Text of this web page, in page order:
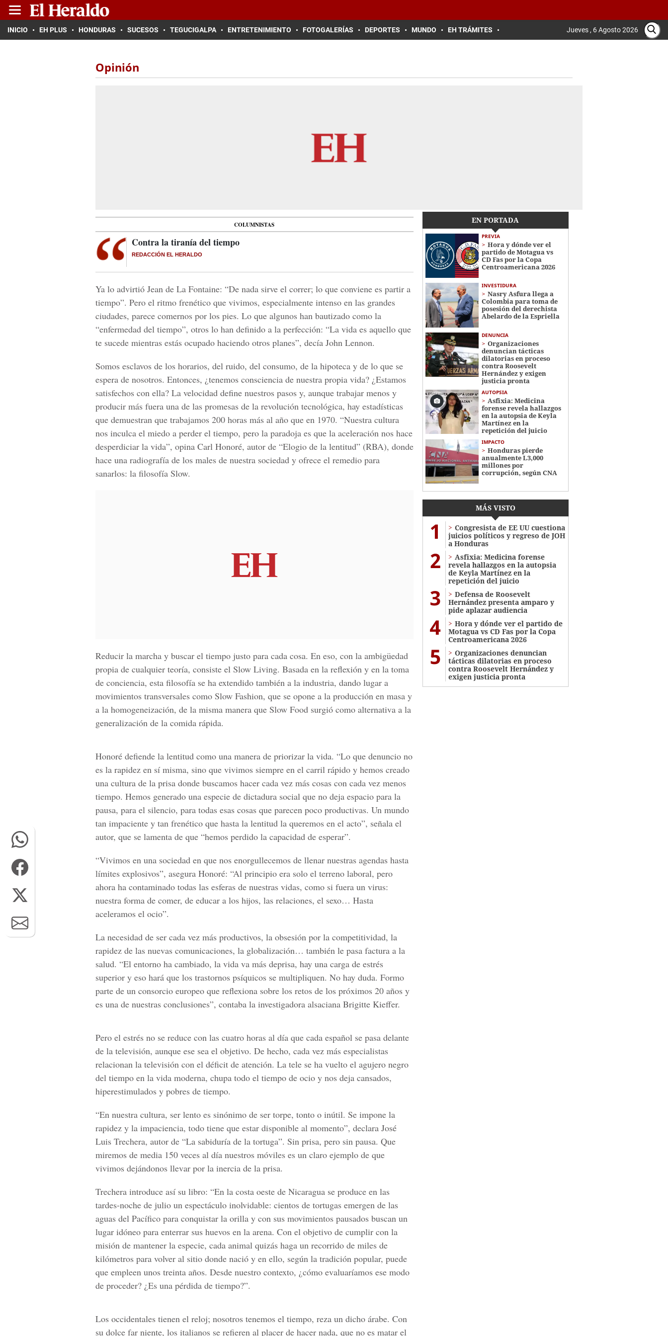
INICIO EH PLUS HONDURAS SUCESOS TEGUCIGALPA ENTRETENIMIENTO FOTOGALERÍAS DEPORTES MUNDO EH TRÁMITES Jueves , 6 Agosto 2026
Opinión
COLUMNISTAS
Contra la tiranía del tiempo
REDACCIÓN EL HERALDO
Ya lo advirtió Jean de La Fontaine: “De nada sirve el correr; lo que conviene es partir a
tiempo”. Pero el ritmo frenético que vivimos, especialmente intenso en las grandes
ciudades, parece comernos por los pies. Lo que algunos han bautizado como la
“enfermedad del tiempo”, otros lo han definido a la perfección: “La vida es aquello que
te sucede mientras estás ocupado haciendo otros planes”, decía John Lennon.
Somos esclavos de los horarios, del ruido, del consumo, de la hipoteca y de lo que se
espera de nosotros. Entonces, ¿tenemos consciencia de nuestra propia vida? ¿Estamos
satisfechos con ella? La velocidad define nuestros pasos y, aunque trabajar menos y
producir más fuera una de las promesas de la revolución tecnológica, hay estadísticas
que demuestran que trabajamos 200 horas más al año que en 1970. “Nuestra cultura
nos inculca el miedo a perder el tiempo, pero la paradoja es que la aceleración nos hace
desperdiciar la vida”, opina Carl Honoré, autor de “Elogio de la lentitud” (RBA), donde
hace una radiografía de los males de nuestra sociedad y ofrece el remedio para
sanarlos: la filosofía Slow.
Reducir la marcha y buscar el tiempo justo para cada cosa. En eso, con la ambigüedad
propia de cualquier teoría, consiste el Slow Living. Basada en la reflexión y en la toma
de conciencia, esta filosofía se ha extendido también a la industria, dando lugar a
movimientos transversales como Slow Fashion, que se opone a la producción en masa y
a la homogeneización, de la misma manera que Slow Food surgió como alternativa a la
generalización de la comida rápida.
Honoré defiende la lentitud como una manera de priorizar la vida. “Lo que denuncio no
es la rapidez en sí misma, sino que vivimos siempre en el carril rápido y hemos creado
una cultura de la prisa donde buscamos hacer cada vez más cosas con cada vez menos
tiempo. Hemos generado una especie de dictadura social que no deja espacio para la
pausa, para el silencio, para todas esas cosas que parecen poco productivas. Un mundo
tan impaciente y tan frenético que hasta la lentitud la queremos en el acto”, señala el
autor, que se lamenta de que “hemos perdido la capacidad de esperar”.
“Vivimos en una sociedad en que nos enorgullecemos de llenar nuestras agendas hasta
límites explosivos”, asegura Honoré: “Al principio era solo el terreno laboral, pero
ahora ha contaminado todas las esferas de nuestras vidas, como si fuera un virus:
nuestra forma de comer, de educar a los hijos, las relaciones, el sexo… Hasta
aceleramos el ocio”.
La necesidad de ser cada vez más productivos, la obsesión por la competitividad, la
rapidez de las nuevas comunicaciones, la globalización… también le pasa factura a la
salud. “El entorno ha cambiado, la vida va más deprisa, hay una carga de estrés
superior y eso hará que los trastornos psíquicos se multipliquen. No hay duda. Formo
parte de un consorcio europeo que reflexiona sobre los retos de los próximos 20 años y
es una de nuestras conclusiones”, contaba la investigadora alsaciana Brigitte Kieffer.
Pero el estrés no se reduce con las cuatro horas al día que cada español se pasa delante
de la televisión, aunque ese sea el objetivo. De hecho, cada vez más especialistas
relacionan la televisión con el déficit de atención. La tele se ha vuelto el agujero negro
del tiempo en la vida moderna, chupa todo el tiempo de ocio y nos deja cansados,
hiperestimulados y pobres de tiempo.
“En nuestra cultura, ser lento es sinónimo de ser torpe, tonto o inútil. Se impone la
rapidez y la impaciencia, todo tiene que estar disponible al momento”, declara José
Luis Trechera, autor de “La sabiduría de la tortuga”. Sin prisa, pero sin pausa. Que
miremos de media 150 veces al día nuestros móviles es un claro ejemplo de que
vivimos dejándonos llevar por la inercia de la prisa.
Trechera introduce así su libro: “En la costa oeste de Nicaragua se produce en las
tardes-noche de julio un espectáculo inolvidable: cientos de tortugas emergen de las
aguas del Pacífico para conquistar la orilla y con sus movimientos pausados buscan un
lugar idóneo para enterrar sus huevos en la arena. Con el objetivo de cumplir con la
misión de mantener la especie, cada animal quizás haga un recorrido de miles de
kilómetros para volver al sitio donde nació y en ello, según la tradición popular, puede
que empleen unos treinta años. Desde nuestro contexto, ¿cómo evaluaríamos ese modo
de proceder? ¿Es una pérdida de tiempo?”.
Los occidentales tienen el reloj; nosotros tenemos el tiempo, reza un dicho árabe. Con
su dolce far niente, los italianos se refieren al placer de hacer nada, que no es matar el
EN PORTADA
PREVIA
Hora y dónde ver el
partido de Motagua vs
CD Fas por la Copa
Centroamericana 2026
INVESTIDURA
Nasry Asfura llega a
Colombia para toma de
posesión del derechista
Abelardo de la Espriella
DENUNCIA
Organizaciones
denuncian tácticas
dilatorias en proceso
contra Roosevelt
Hernández y exigen
justicia pronta
AUTOPSIA
Asfixia: Medicina
forense revela hallazgos
en la autopsia de Keyla
Martínez en la
repetición del juicio
IMPACTO
Honduras pierde
anualmente L3,000
millones por
corrupción, según CNA
MÁS VISTO
1
Congresista de EE UU cuestiona
juicios políticos y regreso de JOH
a Honduras
2
Asfixia: Medicina forense
revela hallazgos en la autopsia
de Keyla Martínez en la
repetición del juicio
3
Defensa de Roosevelt
Hernández presenta amparo y
pide aplazar audiencia
4
Hora y dónde ver el partido de
Motagua vs CD Fas por la Copa
Centroamericana 2026
5
Organizaciones denuncian
tácticas dilatorias en proceso
contra Roosevelt Hernández y
exigen justicia pronta